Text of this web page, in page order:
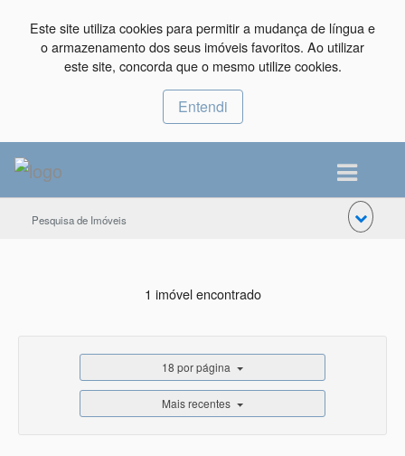
Este site utiliza cookies para permitir a mudança de língua e
o armazenamento dos seus imóveis favoritos. Ao utilizar
este site, concorda que o mesmo utilize cookies.
Entendi
Pesquisa de Imóveis
1 imóvel encontrado
18 por página
Mais recentes